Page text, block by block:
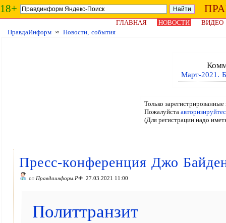
18+
ГЛАВНАЯ НОВОСТИ
ВИДЕО
ПравдаИнформ ≈ Новости, события
Март-2021.
Только
Пожалуйста
(Для регистрации надо
Пресс-конференция Джо
от Правдаинформ.РФ 27.03.2021 11:00
Политтранзит